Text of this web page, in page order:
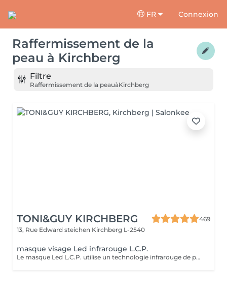
FR Connexion
Raffermissement de la
peau à Kirchberg
Filtre
Raffermissement de la peauàKirchberg
TONI&GUY KIRCHBERG
469
13, Rue Edward steichen Kirchberg L-2540
masque visage Led infrarouge L.C.P.
Le masque Led L.C.P. utilise un technologie infrarouge de pointe qui stimule la vitalité et amplifie les traitements de la peau. Réduit les signes du vieillissent, aide a réduire les imperfections ,illumine la peau, aide au renouvellement cellulaire ,atténue les rougeur de la peau